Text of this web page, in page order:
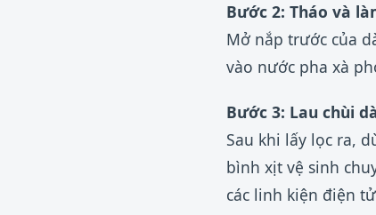
Bước 2: Tháo và
Mở nắp trước của
vào nước pha xà
Bước 3: Lau chùi
Sau khi lấy lọc ra,
bình xịt vệ sinh
các linh kiện điện